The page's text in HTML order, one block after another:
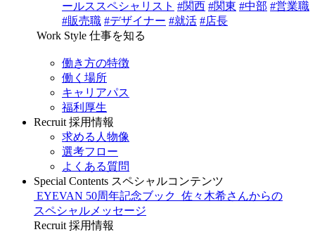
ールススペシャリスト #関西 #関東 #中部 #営業職
#販売職 #デザイナー #就活 #店長
Work Style 仕事を知る
働き方の特徴
働く場所
キャリアパス
福利厚生
Recruit 採用情報
求める人物像
選考フロー
よくある質問
Special Contents スペシャルコンテンツ
EYEVAN 50周年記念ブック 佐々木希さんからの
スペシャルメッセージ
Recruit 採用情報